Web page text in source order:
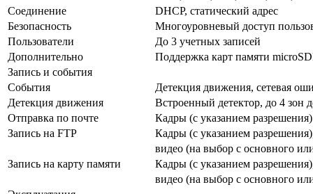
Соединение
DHCP, статический адрес
Безопасность
Многоуровневый доступ
Пользователи
До 3 учетных записей
Дополнительно
Поддержка карт памяти
Запись и события
События
Детекция движения, сетевая
Детекция движения
Встроенный детектор, до 4 зон
Отправка по почте
Кадры (с указанием разрешения)
Запись на FTP
Кадры (с указанием
видео (на выбор с основного
Запись на карту памяти
Кадры (с указанием
видео (на выбор с основного